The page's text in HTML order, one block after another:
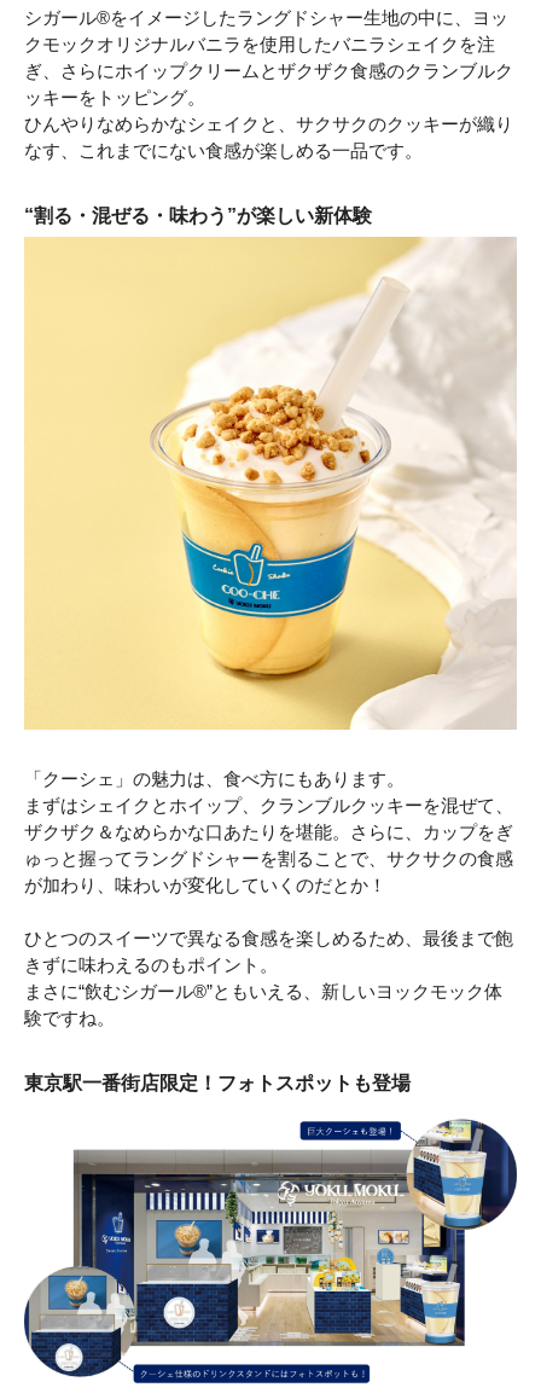
シガール®をイメージしたラングドシャー生地の中に、ヨッ
クモックオリジナルバニラを使用したバニラシェイクを注
ぎ、さらにホイップクリームとザクザク食感のクランブルク
ッキーをトッピング。
ひんやりなめらかなシェイクと、サクサクのクッキーが織り
なす、これまでにない食感が楽しめる一品です。
“割る・混ぜる・味わう”が楽しい新体験
「クーシェ」の魅力は、食べ方にもあります。
まずはシェイクとホイップ、クランブルクッキーを混ぜて、
ザクザク＆なめらかな口あたりを堪能。さらに、カップをぎ
ゅっと握ってラングドシャーを割ることで、サクサクの食感
が加わり、味わいが変化していくのだとか！
ひとつのスイーツで異なる食感を楽しめるため、最後まで飽
きずに味わえるのもポイント。
まさに“飲むシガール®”ともいえる、新しいヨックモック体
験ですね。
東京駅一番街店限定！フォトスポットも登場